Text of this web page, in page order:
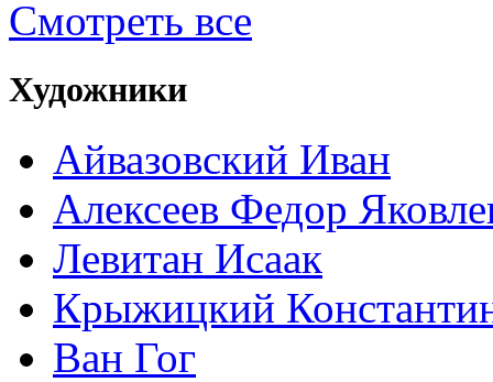
Смотреть все
Художники
Айвазовский Иван
Алексеев Федор
Левитан Исаак
Крыжицкий
Ван Гог